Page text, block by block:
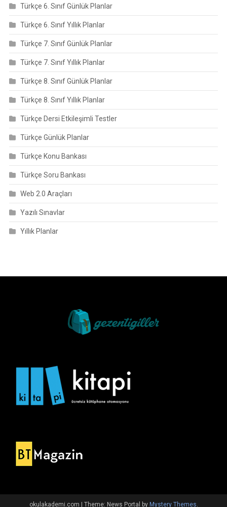
Türkçe 6. Sınıf Günlük Planlar
Türkçe 6. Sınıf Yıllık Planlar
Türkçe 7. Sınıf Günlük Planlar
Türkçe 7. Sınıf Yıllık Planlar
Türkçe 8. Sınıf Günlük Planlar
Türkçe 8. Sınıf Yıllık Planlar
Türkçe Dersi Etkileşimli Testler
Türkçe Günlük Planlar
Türkçe Konu Bankası
Türkçe Soru Bankası
Web 2.0 Araçları
Yazılı Sınavlar
Yıllık Planlar
okulakademi.com Theme: News Portal by Mystery Themes.